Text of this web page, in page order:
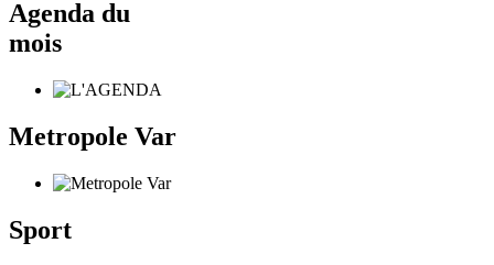
Agenda du
mois
Metropole Var
Sport